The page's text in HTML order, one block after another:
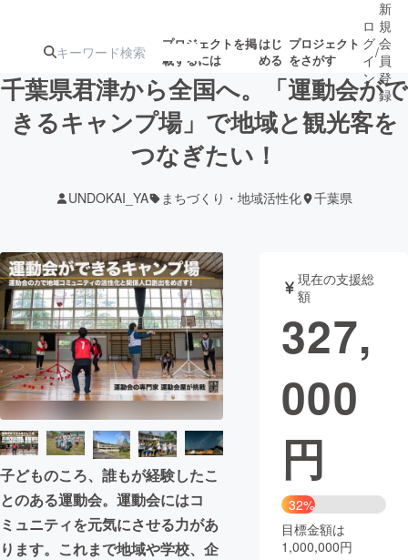
プロジェクトを掲
載するには
はじ
める
プロジェクト
をさがす
注目の新着プロ
ジェクト
募集終了が近いプ
テクノロジー・ガジェット
映像・映画 書籍・雑誌
ビジネス・起業 チャレンジ
まちづくり・地域活性化
CAMPFIRE for Social Good
CAMPFIRE Creation
CAMPFIREふるさと納税machi-ya コミュニティ
ロ
グ
イ
ン
/
新
規
会
員
登
録
千葉県君津から全国へ。「運動会がで
きるキャンプ場」で地域と観光客を
つなぎたい！
UNDOKAI_YA まちづくり・地域活性化 千葉県
子どものころ、誰もが経験したこ
とのある運動会。運動会にはコ
ミュニティを元気にさせる力があ
ります。これまで地域や学校、企
現在の支援総
額
327,
000
円
32%
目標金額は
1,000,000円